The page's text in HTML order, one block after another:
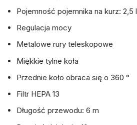
Pojemność pojemnika na kurz: 2,5 l
Regulacja mocy
Metalowe rury teleskopowe
Miękkie tylne koła
Przednie koło obraca się o 360 °
Filtr HEPA 13
Długość przewodu: 6 m